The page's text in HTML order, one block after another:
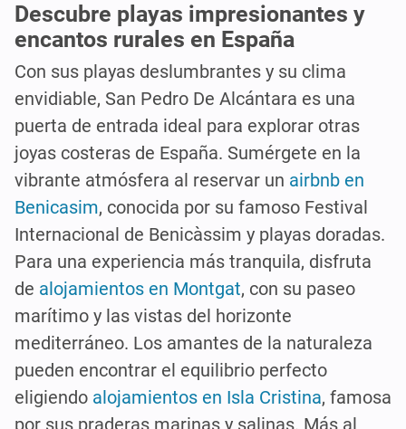
Descubre playas impresionantes y
encantos rurales en España
Con sus playas deslumbrantes y su clima
envidiable, San Pedro De Alcántara es una
puerta de entrada ideal para explorar otras
joyas costeras de España. Sumérgete en la
vibrante atmósfera al reservar un airbnb en
Benicasim, conocida por su famoso Festival
Internacional de Benicàssim y playas doradas.
Para una experiencia más tranquila, disfruta
de alojamientos en Montgat, con su paseo
marítimo y las vistas del horizonte
mediterráneo. Los amantes de la naturaleza
pueden encontrar el equilibrio perfecto
eligiendo alojamientos en Isla Cristina, famosa